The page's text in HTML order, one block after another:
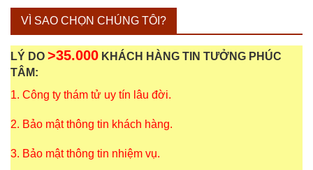
VÌ SAO CHỌN CHÚNG TÔI?
LÝ DO >35.000 KHÁCH HÀNG TIN TƯỞNG PHÚC
TÂM:
1. Công ty thám tử uy tín lâu đời.
2. Bảo mật thông tin khách hàng.
3. Bảo mật thông tin nhiệm vụ.